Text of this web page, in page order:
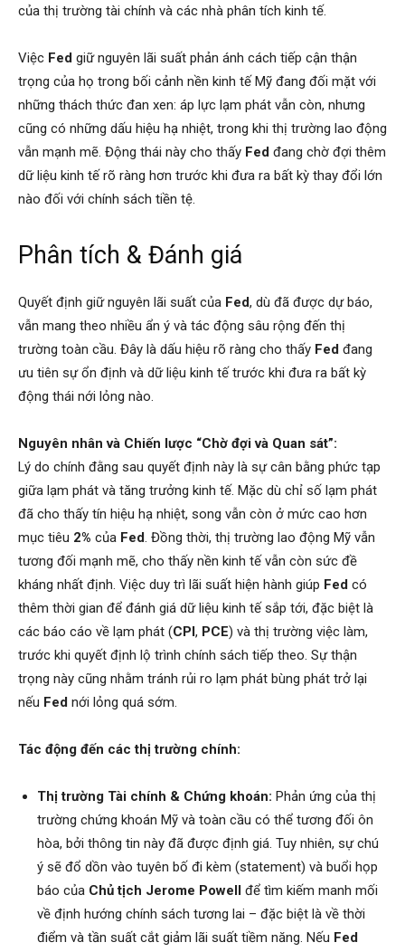
của thị trường tài chính và các nhà phân tích kinh tế.
Việc Fed giữ nguyên lãi suất phản ánh cách tiếp cận thận
trọng của họ trong bối cảnh nền kinh tế Mỹ đang đối mặt với
những thách thức đan xen: áp lực lạm phát vẫn còn, nhưng
cũng có những dấu hiệu hạ nhiệt, trong khi thị trường lao động
vẫn mạnh mẽ. Động thái này cho thấy Fed đang chờ đợi thêm
dữ liệu kinh tế rõ ràng hơn trước khi đưa ra bất kỳ thay đổi lớn
nào đối với chính sách tiền tệ.
Phân tích & Đánh giá
Quyết định giữ nguyên lãi suất của Fed, dù đã được dự báo,
vẫn mang theo nhiều ẩn ý và tác động sâu rộng đến thị
trường toàn cầu. Đây là dấu hiệu rõ ràng cho thấy Fed đang
ưu tiên sự ổn định và dữ liệu kinh tế trước khi đưa ra bất kỳ
động thái nới lỏng nào.
Nguyên nhân và Chiến lược “Chờ đợi và Quan sát”:
Lý do chính đằng sau quyết định này là sự cân bằng phức tạp
giữa lạm phát và tăng trưởng kinh tế. Mặc dù chỉ số lạm phát
đã cho thấy tín hiệu hạ nhiệt, song vẫn còn ở mức cao hơn
mục tiêu 2% của Fed. Đồng thời, thị trường lao động Mỹ vẫn
tương đối mạnh mẽ, cho thấy nền kinh tế vẫn còn sức đề
kháng nhất định. Việc duy trì lãi suất hiện hành giúp Fed có
thêm thời gian để đánh giá dữ liệu kinh tế sắp tới, đặc biệt là
các báo cáo về lạm phát (CPI, PCE) và thị trường việc làm,
trước khi quyết định lộ trình chính sách tiếp theo. Sự thận
trọng này cũng nhằm tránh rủi ro lạm phát bùng phát trở lại
nếu Fed nới lỏng quá sớm.
Tác động đến các thị trường chính:
Thị trường Tài chính & Chứng khoán: Phản ứng của thị
trường chứng khoán Mỹ và toàn cầu có thể tương đối ôn
hòa, bởi thông tin này đã được định giá. Tuy nhiên, sự chú
ý sẽ đổ dồn vào tuyên bố đi kèm (statement) và buổi họp
báo của Chủ tịch Jerome Powell để tìm kiếm manh mối
về định hướng chính sách tương lai – đặc biệt là về thời
điểm và tần suất cắt giảm lãi suất tiềm năng. Nếu Fed